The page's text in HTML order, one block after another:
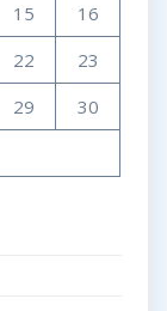
15
16
22
23
29
30